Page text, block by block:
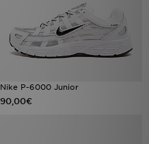
Nike P-6000 Junior
90,00€